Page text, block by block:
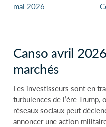
mai 2026
Canso avril
marchés
Les investisseurs sont en
turbulences de l’ère Trump,
réseaux sociaux peut
annoncer une action